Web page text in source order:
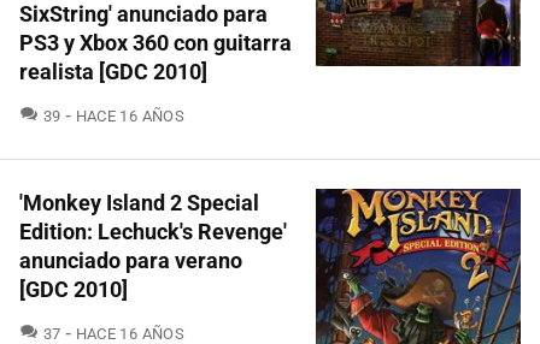
SixString' anunciado para
PS3 y Xbox 360 con guitarra
realista [GDC 2010]
39 COMENTARIOS
HACE 16 AÑOS
'Monkey Island 2 Special
Edition: Lechuck's Revenge'
anunciado para verano
[GDC 2010]
37 COMENTARIOS
HACE 16 AÑOS